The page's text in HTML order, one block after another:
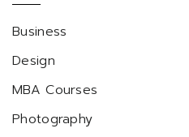
Business
Design
MBA Courses
Photography